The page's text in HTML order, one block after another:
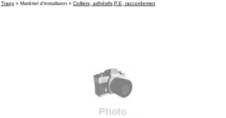
Trapy » Matériel d'installaion » Colliers, adhésifs,P.E, raccordemen